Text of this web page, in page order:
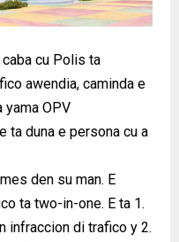
cu Polis ta
awendia, caminda e
yama OPV
ta duna e persona cu a
den su man. E
ta two-in-one. E ta 1.
infraccion di trafico y 2.